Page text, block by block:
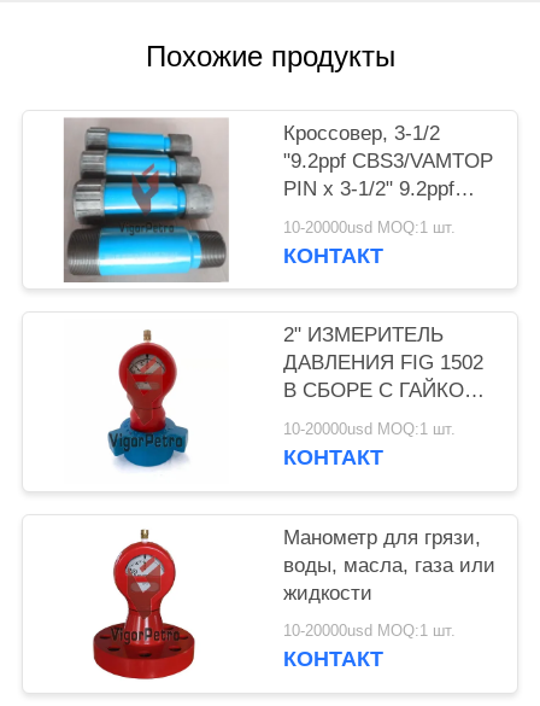
POLICY
Похожие продукты
Кроссовер, 3-1/2
"9.2ppf CBS3/VAMTOP
PIN x 3-1/2" 9.2ppf
EUE PIN, L80-25Cr,
длина 18 ".
10-20000usd MOQ:1 шт.
КОНТАКТ
2" ИЗМЕРИТЕЛЬ
ДАВЛЕНИЯ FIG 1502
В СБОРЕ С ГАЙКОЙ
10 000 PSI NACE
10-20000usd MOQ:1 шт.
КОНТАКТ
Манометр для грязи,
воды, масла, газа или
жидкости
10-20000usd MOQ:1 шт.
КОНТАКТ